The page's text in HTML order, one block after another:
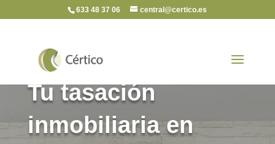
633 48 37 06 central@certico.es
Tu tasación
inmobiliaria en